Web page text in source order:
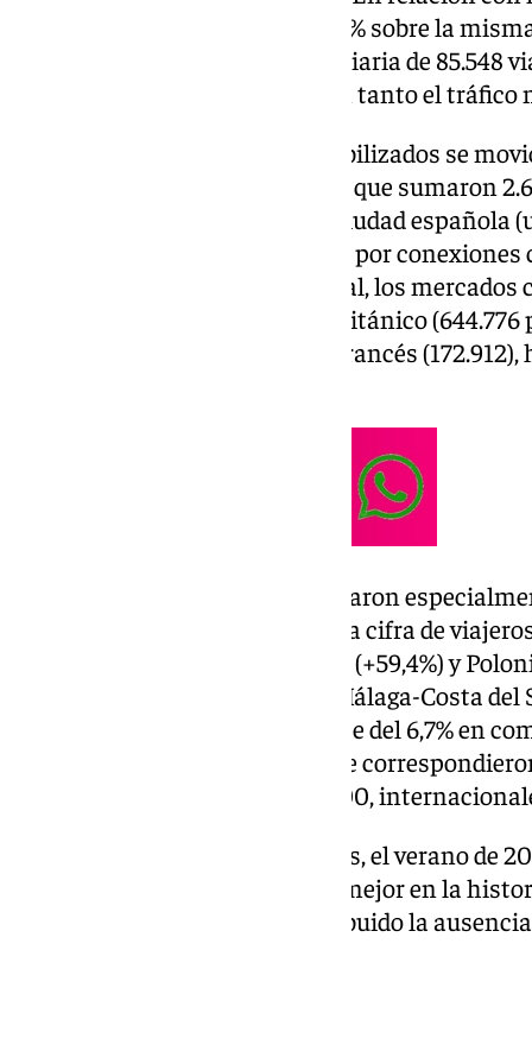
experimentó un repunte del 9,6% sobre la
balance, que arroja una media diaria de 85.548
al dinamismo que mantuvieron tanto el tráfico
El grueso de los usuarios contabilizados se
aviación general y ejecutiva), ya que sumaron
viajaron desde o hacia alguna ciudad española
mientras que 2.221.662 optaron por
Respecto al tráfico internacional, los mercados
términos absolutos fueron el británico (644.776
distancia, el alemán (217.810), francés
Por ritmo de incremento, resultaron
Croacia y Rumanía (se duplicó la cifra de
República Checa (68,6%), Grecia (+59,4%) y
operaciones, el Aeropuerto de Málaga-Costa
vuelos, lo que supone un repunte del 6,7% en
De estos movimientos, 17.770 se
3.470, nacionales (+3,6%) y 14.300,
Con los datos de agosto cerrados, el verano de
agosto— se consolida como el mejor en la
Costa del Sol, a lo que ha contribuido la